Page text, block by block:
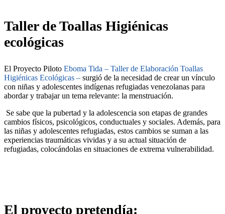
Taller de Toallas Higiénicas
ecológicas
El Proyecto Piloto Eboma Tida – Taller de Elaboración Toallas
Higiénicas Ecológicas – surgió de la necesidad de crear un vínculo
con niñas y adolescentes indígenas refugiadas venezolanas para
abordar y trabajar un tema relevante: la menstruación.
Se sabe que la pubertad y la adolescencia son etapas de grandes
cambios físicos, psicológicos, conductuales y sociales. Además, para
las niñas y adolescentes refugiadas, estos cambios se suman a las
experiencias traumáticas vividas y a su actual situación de
refugiadas, colocándolas en situaciones de extrema vulnerabilidad.
El proyecto pretendía: